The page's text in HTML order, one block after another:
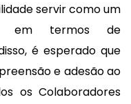
servir como um
em termos de
é esperado que
e adesão ao
os Colaboradores